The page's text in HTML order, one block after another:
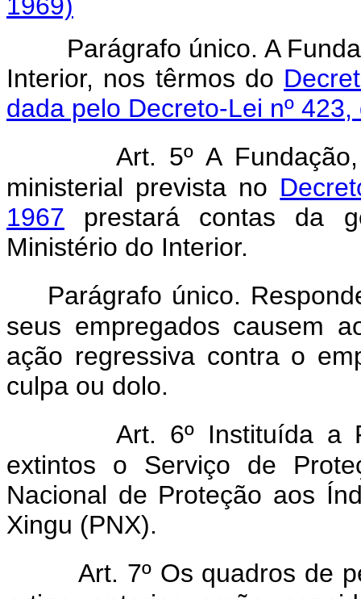
Parágrafo único. A
Interior, nos têrmos do
dada pelo Decreto-Lei nº
Art. 5º A
ministerial prevista no
1967 prestará contas da
Ministério do Interior.
Parágrafo único.
seus empregados causem
ação regressiva contra o
culpa ou dolo.
Art. 6º Instituída a
extintos o Serviço de
Nacional de Proteção aos
Xingu (PNX).
Art. 7º Os quadros de